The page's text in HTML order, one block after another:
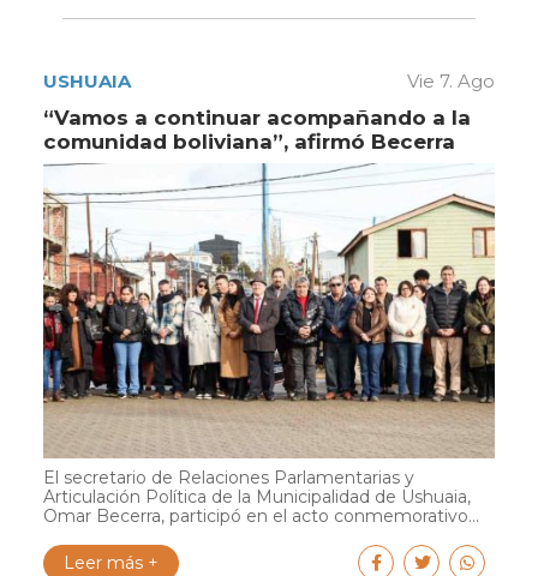
USHUAIA Vie 7. Ago
“Vamos a continuar acompañando a la
comunidad boliviana”, afirmó Becerra
El secretario de Relaciones Parlamentarias y
Articulación Política de la Municipalidad de Ushuaia,
Omar Becerra, participó en el acto conmemorativo...
Leer más +